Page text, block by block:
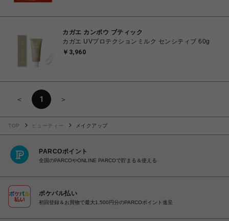
カガエ カンポウ ブティック
カガエ UVプロテクションミルク センシティブ 60g
￥3,960
＜ 1 ＞
TOP ビューティー メイクアップ
PARCOポイント
全国のPARCOやONLINE PARCOで貯まる＆使える
ポケパル払い
初回登録＆お買物で最大1,500円分のPARCOポイント進呈